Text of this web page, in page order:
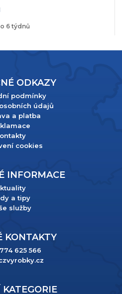
6 týdnů
ODKAZY
podmínky
údajů
a platba
cookies
INFORMACE
a tipy
služby
KONTAKTY
625 566